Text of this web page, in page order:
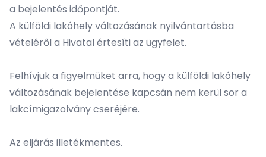
a bejelentés időpontját.
A külföldi lakóhely változásának nyilvántartásba
vételéről a Hivatal értesíti az ügyfelet.
Felhívjuk a figyelmüket arra, hogy a külföldi lakóhely
változásának bejelentése kapcsán nem kerül sor a
lakcímigazolvány cseréjére.
Az eljárás illetékmentes.